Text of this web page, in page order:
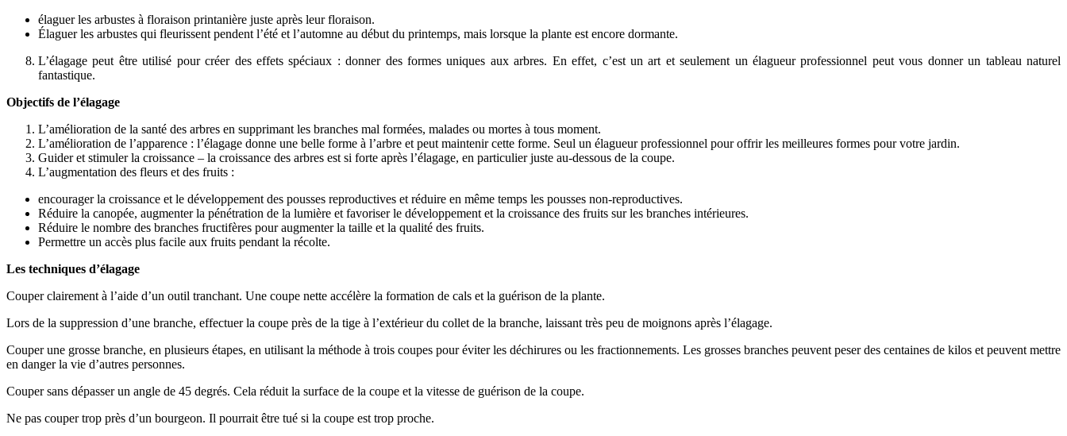
élaguer les arbustes à floraison printanière juste après leur floraison.
Élaguer les arbustes qui fleurissent pendent l’été et l’automne au début du printemps, mais lorsque la plante est encore dormante.
L’élagage peut être utilisé pour créer des effets spéciaux : donner des formes uniques aux arbres. En effet, c’est un art et seulement un élagueur professionnel peut vous donner un tableau naturel
fantastique.
Objectifs de l’élagage
L’amélioration de la santé des arbres en supprimant les branches mal formées, malades ou mortes à tous moment.
L’amélioration de l’apparence : l’élagage donne une belle forme à l’arbre et peut maintenir cette forme. Seul un élagueur professionnel pour offrir les meilleures formes pour votre jardin.
Guider et stimuler la croissance – la croissance des arbres est si forte après l’élagage, en particulier juste au-dessous de la coupe.
L’augmentation des fleurs et des fruits :
encourager la croissance et le développement des pousses reproductives et réduire en même temps les pousses non-reproductives.
Réduire la canopée, augmenter la pénétration de la lumière et favoriser le développement et la croissance des fruits sur les branches intérieures.
Réduire le nombre des branches fructifères pour augmenter la taille et la qualité des fruits.
Permettre un accès plus facile aux fruits pendant la récolte.
Les techniques d’élagage
Couper clairement à l’aide d’un outil tranchant. Une coupe nette accélère la formation de cals et la guérison de la plante.
Lors de la suppression d’une branche, effectuer la coupe près de la tige à l’extérieur du collet de la branche, laissant très peu de moignons après l’élagage.
Couper une grosse branche, en plusieurs étapes, en utilisant la méthode à trois coupes pour éviter les déchirures ou les fractionnements. Les grosses branches peuvent peser des centaines de kilos et peuvent mettre
en danger la vie d’autres personnes.
Couper sans dépasser un angle de 45 degrés. Cela réduit la surface de la coupe et la vitesse de guérison de la coupe.
Ne pas couper trop près d’un bourgeon. Il pourrait être tué si la coupe est trop proche.